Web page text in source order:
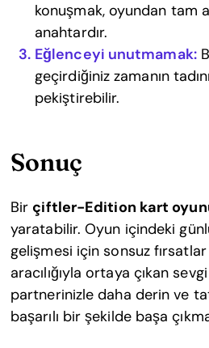
konuşmak, oyundan tam
anahtardır.
Eğlenceyi unutmamak:
geçirdiğiniz zamanın
pekiştirebilir.
Sonuç
Bir çiftler-Edition kart
yaratabilir. Oyun içindeki
gelişmesi için sonsuz
aracılığıyla ortaya çıkan
partnerinizle daha derin ve
başarılı bir şekilde başa